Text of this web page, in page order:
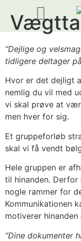
“Dejlige og
tidligere deltager
Hvor er det dejligt
nemlig du vil med
vi skal prøve at
men hver for sig.
Et gruppeforløb
skal vi få vendt
Hele gruppen er
til hinanden.
nogle rammer for
Kommunikationen
motiverer
“Dine dokumenter